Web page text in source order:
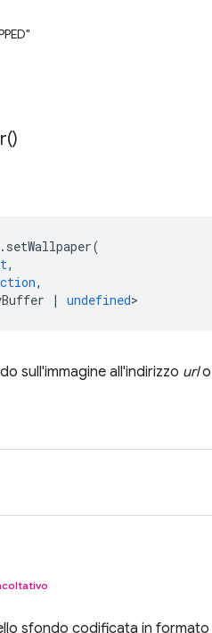
)
. setWallpaper(
,
,
| undefined>
sull'immagine all'indirizzo urlo
sfondo codificata in